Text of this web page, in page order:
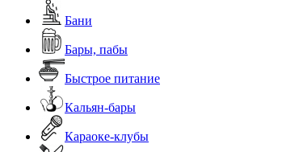
Бани
Бары, пабы
Быстрое питание
Кальян-бары
Караоке-клубы